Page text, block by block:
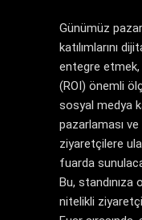
Günümüz
katılımlarını
entegre etmek,
(ROI) önemli
sosyal medya
pazarlaması
ziyaretçilere
fuarda
Bu, standınıza
nitelikli